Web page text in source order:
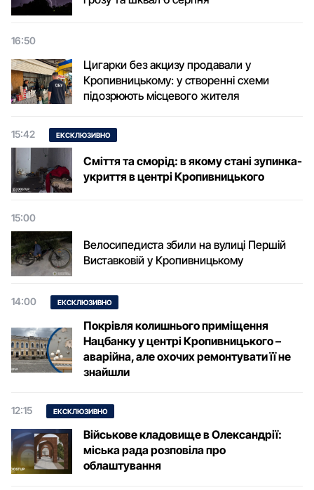
16:50
Цигарки без акцизу продавали у
Кропивницькому: у створенні схеми
підозрюють місцевого жителя
15:42 ЕКСКЛЮЗИВНО
Сміття та сморід: в якому стані зупинка-
укриття в центрі Кропивницького
15:00
Велосипедиста збили на вулиці Першій
Виставковій у Кропивницькому
14:00 ЕКСКЛЮЗИВНО
Покрівля колишнього приміщення
Нацбанку у центрі Кропивницького –
аварійна, але охочих ремонтувати її не
знайшли
12:15 ЕКСКЛЮЗИВНО
Військове кладовище в Олександрії:
міська рада розповіла про
облаштування